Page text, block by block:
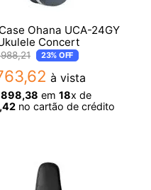
Ohana UCA-24GY
Concert
988,21 23% OFF
,62 à vista
898,38 em 18x de
,42 no cartão de crédito